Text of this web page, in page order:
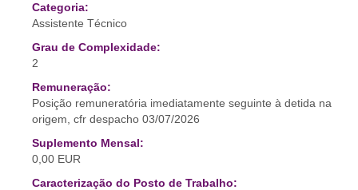
Categoria:
Assistente Técnico
Grau de Complexidade:
2
Remuneração:
Posição remuneratória imediatamente seguinte à detida na
origem, cfr despacho 03/07/2026
Suplemento Mensal:
0,00 EUR
Caracterização do Posto de Trabalho: